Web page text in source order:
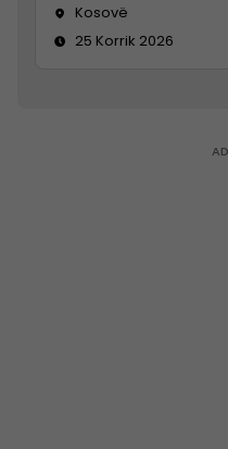
Kosovë
25 Korrik 2026